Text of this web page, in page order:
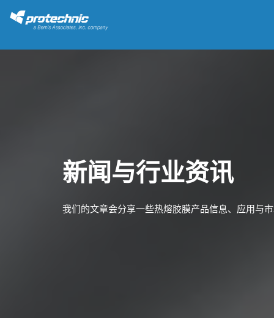
新闻与行业资讯
我们的文章会分享一些热熔胶膜产品信息、应用与